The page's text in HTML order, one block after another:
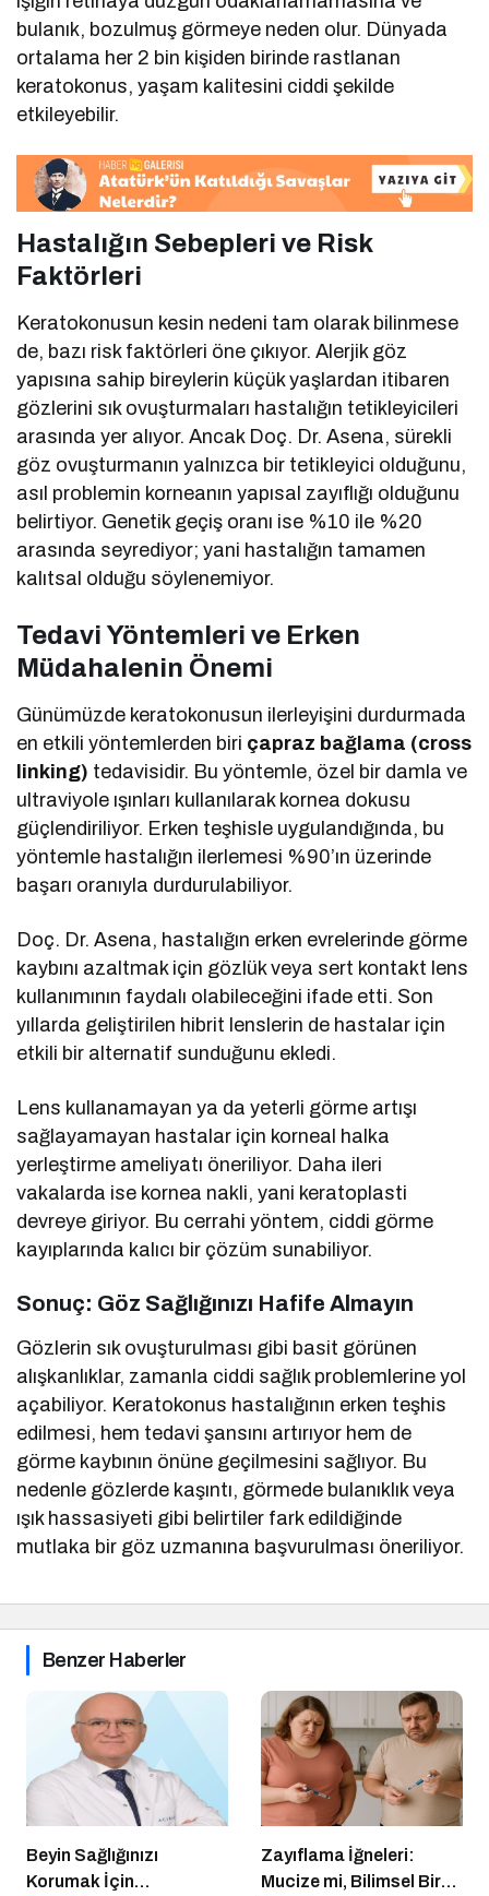
bulanık, bozulmuş görmeye neden olur. Dünyada
ortalama her 2 bin kişiden birinde rastlanan
keratokonus, yaşam kalitesini ciddi şekilde
etkileyebilir.
Hastalığın Sebepleri ve Risk
Faktörleri
Keratokonusun kesin nedeni tam olarak bilinmese
de, bazı risk faktörleri öne çıkıyor. Alerjik göz
yapısına sahip bireylerin küçük yaşlardan itibaren
gözlerini sık ovuşturmaları hastalığın tetikleyicileri
arasında yer alıyor. Ancak Doç. Dr. Asena, sürekli
göz ovuşturmanın yalnızca bir tetikleyici olduğunu,
asıl problemin korneanın yapısal zayıflığı olduğunu
belirtiyor. Genetik geçiş oranı ise %10 ile %20
arasında seyrediyor; yani hastalığın tamamen
kalıtsal olduğu söylenemiyor.
Tedavi Yöntemleri ve Erken
Müdahalenin Önemi
Günümüzde keratokonusun ilerleyişini durdurmada
en etkili yöntemlerden biri çapraz bağlama (cross
linking) tedavisidir. Bu yöntemle, özel bir damla ve
ultraviyole ışınları kullanılarak kornea dokusu
güçlendiriliyor. Erken teşhisle uygulandığında, bu
yöntemle hastalığın ilerlemesi %90’ın üzerinde
başarı oranıyla durdurulabiliyor.
Doç. Dr. Asena, hastalığın erken evrelerinde görme
kaybını azaltmak için gözlük veya sert kontakt lens
kullanımının faydalı olabileceğini ifade etti. Son
yıllarda geliştirilen hibrit lenslerin de hastalar için
etkili bir alternatif sunduğunu ekledi.
Lens kullanamayan ya da yeterli görme artışı
sağlayamayan hastalar için korneal halka
yerleştirme ameliyatı öneriliyor. Daha ileri
vakalarda ise kornea nakli, yani keratoplasti
devreye giriyor. Bu cerrahi yöntem, ciddi görme
kayıplarında kalıcı bir çözüm sunabiliyor.
Sonuç: Göz Sağlığınızı Hafife Almayın
Gözlerin sık ovuşturulması gibi basit görünen
alışkanlıklar, zamanla ciddi sağlık problemlerine yol
açabiliyor. Keratokonus hastalığının erken teşhis
edilmesi, hem tedavi şansını artırıyor hem de
görme kaybının önüne geçilmesini sağlıyor. Bu
nedenle gözlerde kaşıntı, görmede bulanıklık veya
ışık hassasiyeti gibi belirtiler fark edildiğinde
mutlaka bir göz uzmanına başvurulması öneriliyor.
Benzer Haberler
Beyin Sağlığınızı
Korumak İçin
Zayıflama İğneleri:
Mucize mi, Bilimsel Bir